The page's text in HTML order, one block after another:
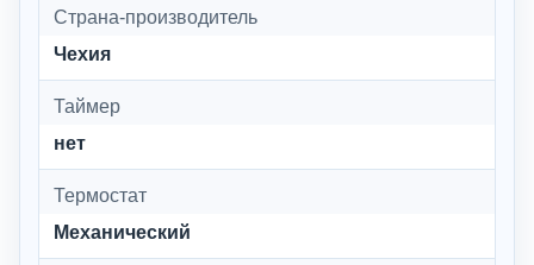
Страна-производитель
Чехия
Таймер
нет
Термостат
Механический